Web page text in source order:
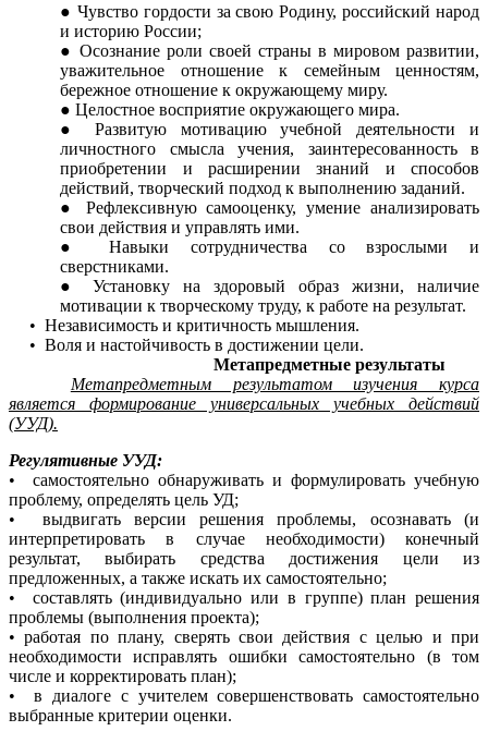
Чувство гордости за свою Родину, российский народ
и историю России;
Осознание роли своей страны в мировом развитии,
уважительное отношение к семейным ценностям,
бережное отношение к окружающему миру.
Целостное восприятие окружающего мира.
Развитую мотивацию учебной деятельности и
личностного смысла учения, заинтересованность в
приобретении и расширении знаний и способов
действий, творческий подход к выполнению заданий.
Рефлексивную самооценку, умение анализировать
свои действия и управлять ими.
Навыки сотрудничества со взрослыми и
сверстниками.
Установку на
здоровый образ жизни,наличие
мотивации к творческому труду, к работе на результат.
• Независимость и критичность мышления.
• Воля и настойчивость в достижении цели.
Метапредметные результаты
Метапредметным результатом изучения курса
является формирование универсальных учебных действий
(УУД).
Регулятивные УУД:
• самостоятельно обнаруживать и формулировать учебную
проблему, определять цель УД;
• выдвигать версии решения проблемы, осознавать (и
интерпретировать в случае необходимости) конечный
результат, выбирать средства достижения цели из
предложенных, а также искать их самостоятельно;
• составлять (индивидуально или в группе) план решения
проблемы (выполнения проекта);
• работая по плану, сверять свои действия с целью и при
необходимости исправлять ошибки самостоятельно (в том
числе и корректировать план);
• в диалоге с учителем совершенствовать самостоятельно
выбранные критерии оценки.